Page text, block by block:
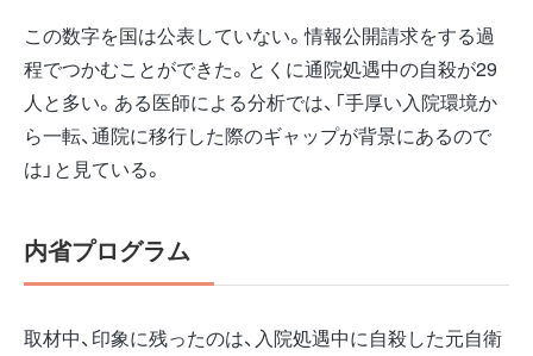
この数字を国は公表していない。情報公開請求をする過
程でつかむことができた。とくに通院処遇中の自殺が29
人と多い。ある医師による分析では、「手厚い入院環境か
ら一転、通院に移行した際のギャップが背景にあるので
は」と見ている。
内省プログラム
取材中、印象に残ったのは、入院処遇中に自殺した元自衛